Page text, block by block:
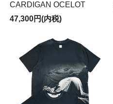
CARDIGAN OCELOT
47,300円(内税)